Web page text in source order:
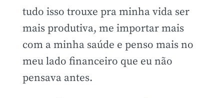
tudo isso trouxe pra minha vida ser
mais produtiva, me importar mais
com a minha saúde e penso mais no
meu lado financeiro que eu não
pensava antes.